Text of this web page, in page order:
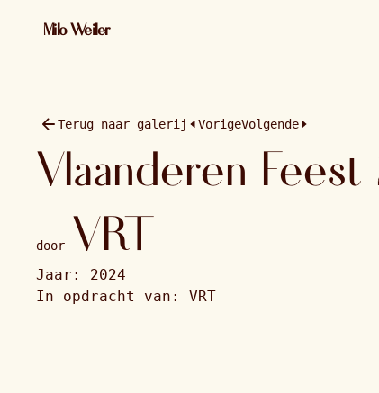
Milo Weiler
01 / 34 · 2024 · 1365×2048
Terug naar galerij VorigeVolgende
Vlaanderen
door VRT
Jaar: 2024
In opdracht van: VRT